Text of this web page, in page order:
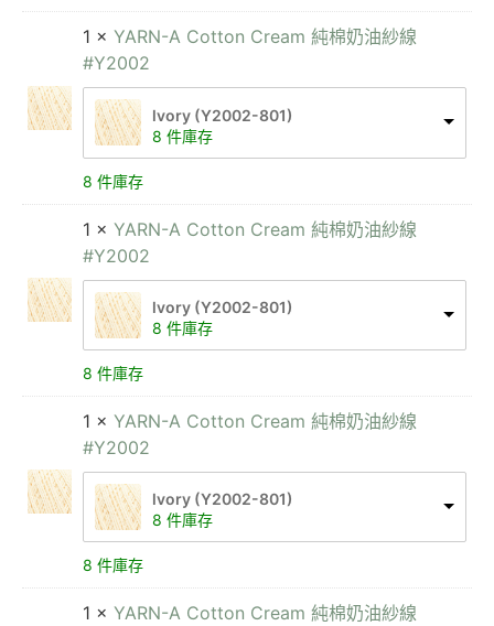
1 × YARN-A Cotton Cream 純棉奶油紗線
#Y2002
lvory (Y2002-801)
8 件庫存
8 件庫存
1 × YARN-A Cotton Cream 純棉奶油紗線
#Y2002
lvory (Y2002-801)
8 件庫存
8 件庫存
1 × YARN-A Cotton Cream 純棉奶油紗線
#Y2002
lvory (Y2002-801)
8 件庫存
8 件庫存
1 × YARN-A Cotton Cream 純棉奶油紗線